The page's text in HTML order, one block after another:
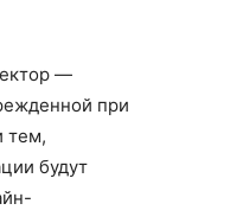
—
при
тем,
будут